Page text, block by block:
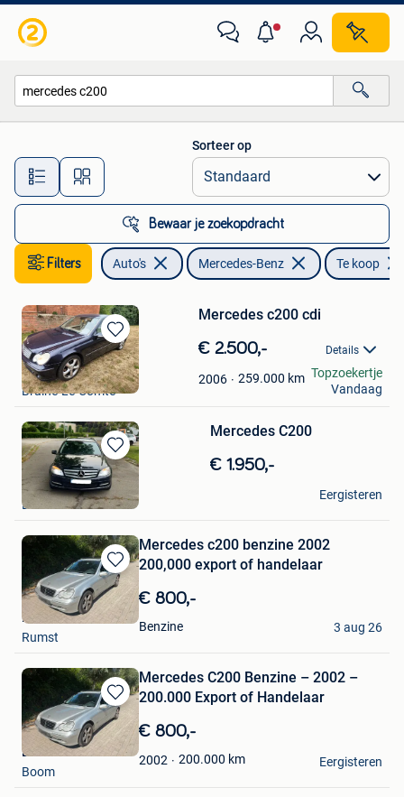
Alle afstanden…
Sorteer op
Bewaar je zoekopdracht
Filters Auto's Mercedes-Benz Te koop
Bewaren
in
Mijn
Favorieten
Mercedes c200 cdi
€ 2.500,- Details
2006 259.000 km
ferreira
Braine-Le-Comte
Topzoekertje
Vandaag
Bewaren
in
Mijn
Favorieten
Mercedes C200
€ 1.950,-
Maarten Willems
Beveren
Eergisteren
Bewaren
in
Mijn
Favorieten
Mercedes c200 benzine 2002
200,000 export of handelaar
€ 800,-
Benzine
DAVID CARS
Rumst
3 aug 26
Bewaren
in
Mijn
Favorieten
Mercedes C200 Benzine – 2002 –
200.000 Export of Handelaar
€ 800,-
2002 200.000 km
Lucas
Boom
Eergisteren